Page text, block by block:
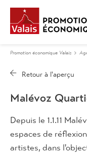
Promotion économique Valais
Malévoz
Depuis le 1.1.11
espaces de
artistes, dans